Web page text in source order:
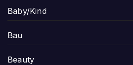
Baby/Kind
Bau
Beauty